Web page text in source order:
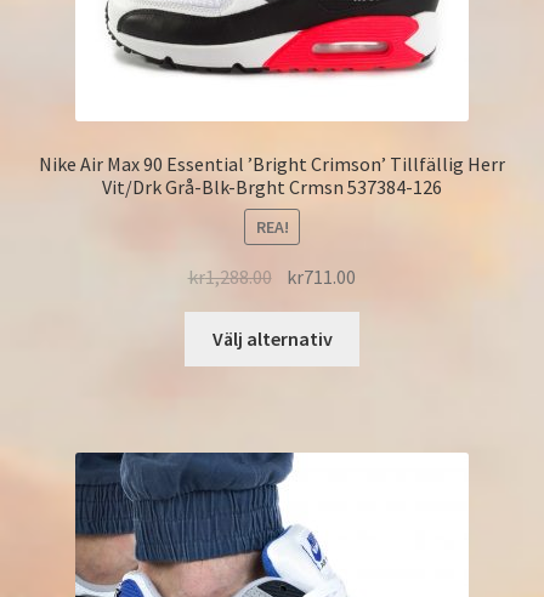
Nike Air Max 90 Essential ’Bright Crimson’ Tillfällig Herr
Vit/Drk Grå-Blk-Brght Crmsn 537384-126
REA!
kr1,288.00 kr711.00
Välj alternativ